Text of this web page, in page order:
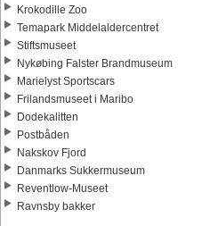
Krokodille Zoo
Temapark Middelaldercentret
Stiftsmuseet
Nykøbing Falster Brandmuseum
Marielyst Sportscars
Frilandsmuseet i Maribo
Dodekalitten
Postbåden
Nakskov Fjord
Danmarks Sukkermuseum
Reventlow-Museet
Ravnsby bakker